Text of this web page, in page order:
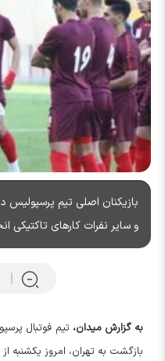
بازیکنان اصلی تیم پرسپولیس در
و سایر نفرات کارهای تاکتیکی
به گزارش میدان،تیم فوتبال